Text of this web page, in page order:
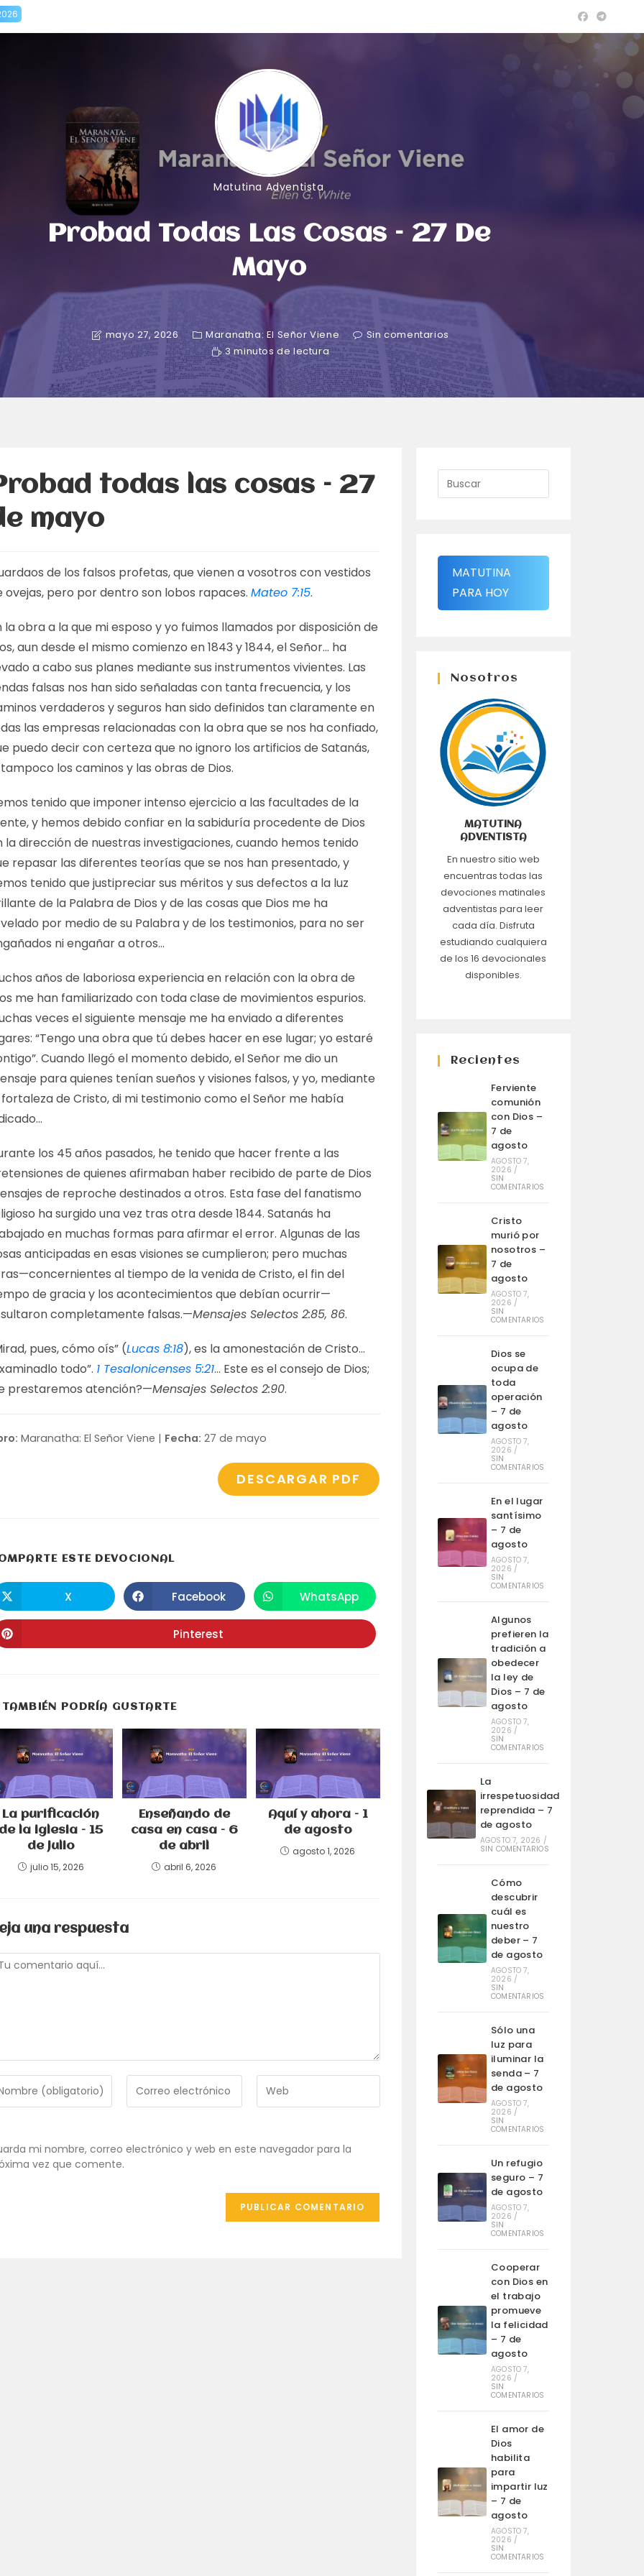
Matutina Adventista
Probad Todas Las Cosas – 27 De
Mayo
mayo 27, 2026 Maranatha: El Señor Viene
Sin comentarios
3 minutos de lectura
todas las cosas – 27
mayo
de los falsos profetas, que vienen a vosotros con vestidos
ovejas, pero por dentro son lobos rapaces.Mateo 7:15.
la obra a la que mi esposo y yo fuimos llamados por disposición de
aun desde el mismo comienzo en 1843 y 1844, el Señor… ha
a cabo sus planes mediante sus instrumentos vivientes. Las
falsas nos han sido señaladas con tanta frecuencia, y los
verdaderos y seguros han sido definidos tan claramente en
las empresas relacionadas con la obra que se nos ha confiado,
puedo decir con certeza que no ignoro los artificios de Satanás,
los caminos y las obras de Dios.
tenido que imponer intenso ejercicio a las facultades de la
y hemos debido confiar en la sabiduría procedente de Dios
la dirección de nuestras investigaciones, cuando hemos tenido
repasar las diferentes teorías que se nos han presentado, y
tenido que justipreciar sus méritos y sus defectos a la luz
de la Palabra de Dios y de las cosas que Dios me ha
por medio de su Palabra y de los testimonios, para no ser
ni engañar a otros…
años de laboriosa experiencia en relación con la obra de
me han familiarizado con toda clase de movimientos espurios.
veces el siguiente mensaje me ha enviado a diferentes
“Tengo una obra que tú debes hacer en ese lugar; yo estaré
Cuando llegó el momento debido, el Señor me dio un
para quienes tenían sueños y visiones falsos, y yo, mediante
de Cristo, di mi testimonio como el Señor me había
los 45 años pasados, he tenido que hacer frente a las
de quienes afirmaban haber recibido de parte de Dios
de reproche destinados a otros. Esta fase del fanatismo
ha surgido una vez tras otra desde 1844. Satanás ha
en muchas formas para afirmar el error. Algunas de las
anticipadas en esas visiones se cumplieron; pero muchas
al tiempo de la venida de Cristo, el fin del
de gracia y los acontecimientos que debían ocurrir—
completamente falsas.—Mensajes Selectos 2:85, 86.
pues, cómo oís” (Lucas 8:18), es la amonestación de Cristo…
todo”. 1 Tesalonicenses 5:21… Este es el consejo de Dios;
prestaremos atención?—Mensajes Selectos 2:90.
Maranatha: El Señor Viene | Fecha: 27 de mayo
DESCARGAR PDF
ESTE DEVOCIONALCOMPARTIR
abre
en
ventana
X Se
abre
en
una
nueva
ventana
Facebook Se
abre
en
ventana
WhatsApp
Se
abre
Pinterest
TAMBIÉN PODRÍA GUSTARTE
La purificación
la iglesia – 15
de julio
julio 15, 2026
Enseñando de
casa en casa – 6
de abril
abril 6, 2026
Aquí y ahora – 1
de agosto
agosto 1, 2026
una respuesta
dirección
correo
electrónico
URL
web
mi nombre, correo electrónico y web en este navegador para la
vez que comente.
MATUTINA
PARA HOY
Nosotros
MATUTINA
ADVENTISTA
En nuestro sitio web
encuentras todas las
devociones matinales
adventistas para leer
cada día. Disfruta
estudiando cualquiera
de los 16 devocionales
disponibles.
Recientes
Ferviente
comunión
con Dios –
7 de
agosto
AGOSTO 7,
2026 /
SIN
COMENTARIOS
Cristo
murió por
nosotros –
7 de
agosto
AGOSTO 7,
2026 /
SIN
COMENTARIOS
Dios se
ocupa de
toda
operación
– 7 de
agosto
AGOSTO 7,
2026 /
SIN
COMENTARIOS
En el lugar
santísimo
– 7 de
agosto
AGOSTO 7,
2026 /
SIN
COMENTARIOS
Algunos
prefieren la
tradición a
obedecer
la ley de
Dios – 7 de
agosto
AGOSTO 7,
2026 /
SIN
COMENTARIOS
La
irrespetuosidad
reprendida – 7
de agosto
AGOSTO 7, 2026 /
SIN COMENTARIOS
Cómo
descubrir
cuál es
nuestro
deber – 7
de agosto
AGOSTO 7,
2026 /
SIN
COMENTARIOS
Sólo una
luz para
iluminar la
senda – 7
de agosto
AGOSTO 7,
2026 /
SIN
COMENTARIOS
Un refugio
seguro – 7
de agosto
AGOSTO 7,
2026 /
SIN
COMENTARIOS
Cooperar
con Dios en
el trabajo
promueve
la felicidad
– 7 de
agosto
AGOSTO 7,
2026 /
SIN
COMENTARIOS
El amor de
Dios
habilita
para
impartir luz
– 7 de
agosto
AGOSTO 7,
2026 /
SIN
COMENTARIOS